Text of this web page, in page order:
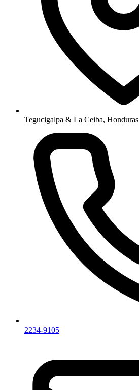
Tegucigalpa & La Ceiba, Honduras
2234-9105